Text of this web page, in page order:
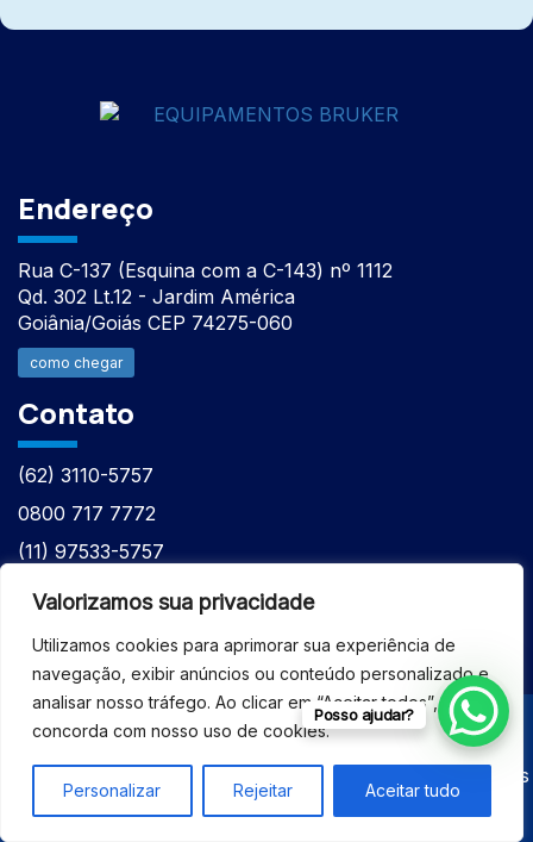
Valorizamos sua privacidade
Utilizamos cookies para aprimorar sua experiência de
navegação, exibir anúncios ou conteúdo personalizado e
analisar nosso tráfego. Ao clicar em “Aceitar todos”, você
concorda com nosso uso de cookies.
Personalizar Rejeitar Aceitar tudo
Endereço
Rua C-137 (Esquina com a C-143) nº 1112
Qd. 302 Lt.12 - Jardim América
Goiânia/Goiás CEP 74275-060
como chegar
Contato
(62) 3110-5757
0800 717 7772
(11) 97533-5757
(62) 98610-7777
© 2026 - ASSISTÊNCIA TÉCNICA ESPECIALIZADA
EQUIPAMENTOS BRUKER - Todos os direitos reservados
Posso ajudar?